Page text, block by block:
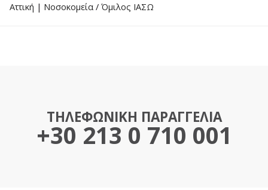
Αττική | Νοσοκομεία / Όμιλος ΙΑΣΩ
ΤΗΛΕΦΩΝΙΚΗ ΠΑΡΑΓΓΕΛΙΑ
+30 213 0 710 001